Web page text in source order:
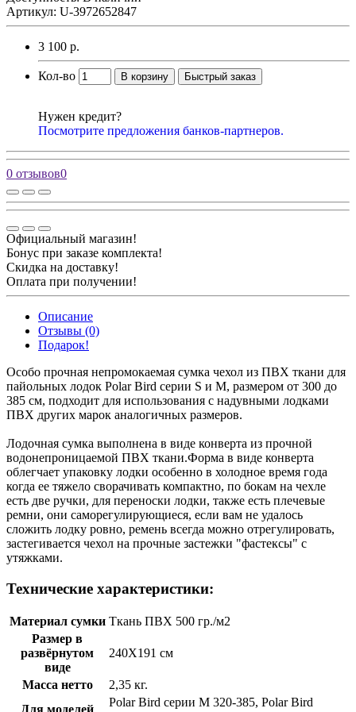
Артикул: U-3972652847
3 100 р.
Кол-во В корзину Быстрый заказ
Нужен кредит?
Посмотрите предложения банков-партнеров.
0 отзывов0
Официальный магазин!
Бонус при заказе комплекта!
Скидка на доставку!
Оплата при получении!
Описание
Отзывы (0)
Подарок!
Особо прочная непромокаемая сумка чехол из ПВХ ткани для
пайольных лодок Polar Bird серии S и М, размером от 300 до
385 см, подходит для использования с надувными лодками
ПВХ других марок аналогичных размеров.
Лодочная сумка выполнена в виде конверта из прочной
водонепроницаемой ПВХ ткани.Форма в виде конверта
облегчает упаковку лодки особенно в холодное время года
когда ее тяжело сворачивать компактно, по бокам на чехле
есть две ручки, для переноски лодки, также есть плечевые
ремни, они саморегулирующиеся, если вам не удалось
сложить лодку ровно, ремень всегда можно отрегулировать,
застегивается чехол на прочные застежки "фастексы" с
утяжками.
Технические характеристики:
Материал сумки Ткань ПВХ 500 гр./м2
Размер в
развёрнутом
виде
240Х191 см
Масса нетто
2,35 кг.
Polar Bird серии М 320-385, Polar Bird